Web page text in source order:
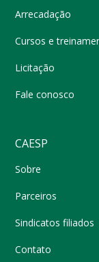
Arrecadação
Cursos e
Licitação
Fale conosco
CAESP
Sobre
Parceiros
Sindicatos filiados
Contato